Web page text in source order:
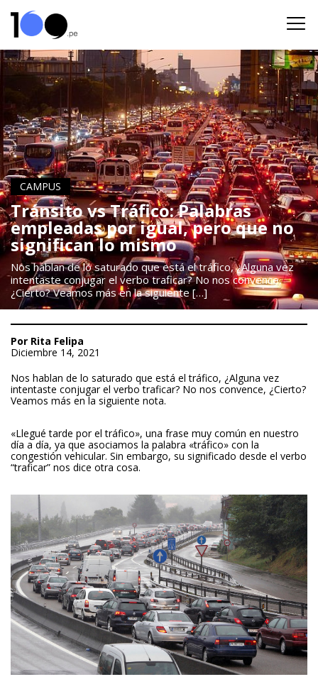
CAMPUS
Tránsito vs Tráfico: Palabras
empleadas por igual, pero que no
significan lo mismo
Nos hablan de lo saturado que está el tráfico, ¿Alguna vez
intentaste conjugar el verbo traficar? No nos convence,
¿Cierto? Veamos más en la siguiente […]
Por Rita Felipa
Diciembre 14, 2021
Nos hablan de lo saturado que está el tráfico, ¿Alguna vez
intentaste conjugar el verbo traficar? No nos convence, ¿Cierto?
Veamos más en la siguiente nota.
«Llegué tarde por el tráfico», una frase muy común en nuestro
día a día, ya que asociamos la palabra «tráfico» con la
congestión vehicular. Sin embargo, su significado desde el verbo
“traficar” nos dice otra cosa.